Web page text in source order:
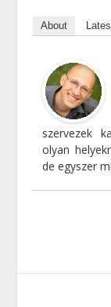
About
szervezek
olyan
de egyszer